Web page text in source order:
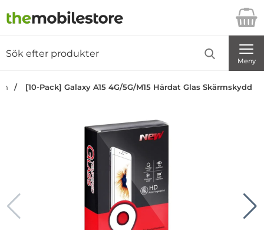
Startsidan för Danira Telecom AB
Meny
[10-Pack] Galaxy A15 4G/5G/M15 Härdat Glas Skärmskydd